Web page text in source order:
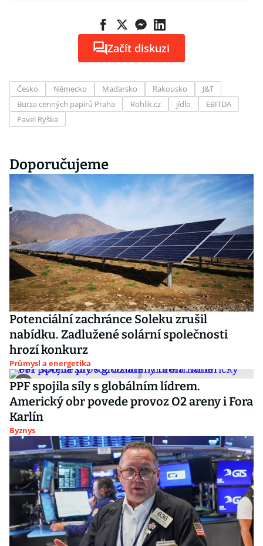
Začít diskuzi
Česko Německo Maďarsko Rakousko
J&T
Burza cenných papírů Praha
Rohlik.cz jídlo
EBITDA
Pavel Ryška
Doporučujeme
Potenciální zachránce Soleku zrušil
nabídku. Zadlužené solární společnosti
hrozí konkurz
Průmysl a energetika
PPF spojila síly s globálním lídrem.
Americký obr povede provoz O2 areny i Fora
Karlín
Byznys